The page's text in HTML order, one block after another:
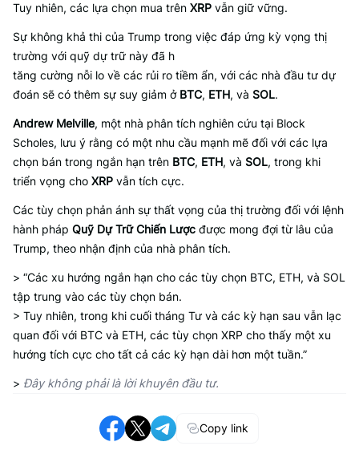
Tuy nhiên, các lựa chọn mua trên XRP vẫn giữ vững.
Sự không khả thi của Trump trong việc đáp ứng kỳ vọng thị
trường với quỹ dự trữ này đã h
tăng cường nỗi lo về các rủi ro tiềm ẩn, với các nhà đầu tư dự
đoán sẽ có thêm sự suy giảm ở BTC, ETH, và SOL.
Andrew Melville, một nhà phân tích nghiên cứu tại Block
Scholes, lưu ý rằng có một nhu cầu mạnh mẽ đối với các lựa
chọn bán trong ngắn hạn trên BTC, ETH, và SOL, trong khi
triển vọng cho XRP vẫn tích cực.
Các tùy chọn phản ánh sự thất vọng của thị trường đối với lệnh
hành pháp Quỹ Dự Trữ Chiến Lược được mong đợi từ lâu của
Trump, theo nhận định của nhà phân tích.
> “Các xu hướng ngắn hạn cho các tùy chọn BTC, ETH, và SOL
tập trung vào các tùy chọn bán.
> Tuy nhiên, trong khi cuối tháng Tư và các kỳ hạn sau vẫn lạc
quan đối với BTC và ETH, các tùy chọn XRP cho thấy một xu
hướng tích cực cho tất cả các kỳ hạn dài hơn một tuần.”
> Đây không phải là lời khuyên đầu tư.
Copy link